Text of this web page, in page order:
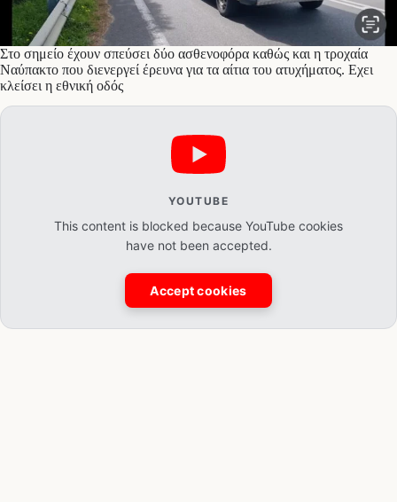
Στο σημείο έχουν σπεύσει δύο ασθενοφόρα καθώς και η τροχαία
Ναύπακτο που διενεργεί έρευνα για τα αίτια του ατυχήματος. Εχει
κλείσει η εθνική οδός
YOUTUBE
This content is blocked because YouTube cookies
have not been accepted.
Accept cookies